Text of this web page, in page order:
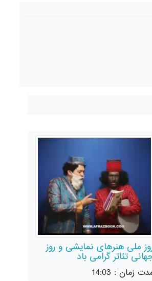
ملی هنرهای نمایشی و روز
تئاتر گرامی باد
زمان : 14:03